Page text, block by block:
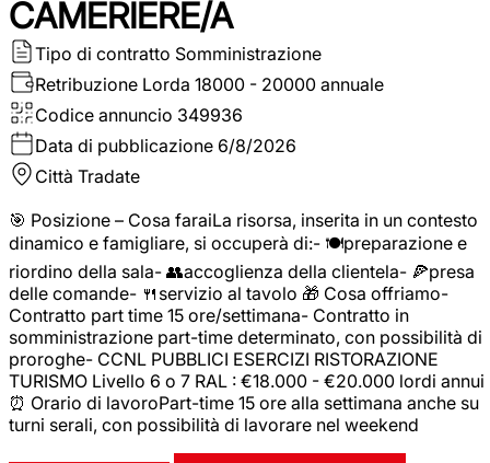
CAMERIERE/A
Tipo di contratto Somministrazione
Retribuzione Lorda 18000 - 20000 annuale
Codice annuncio 349936
Data di pubblicazione 6/8/2026
Città Tradate
🎯 Posizione – Cosa faraiLa risorsa, inserita in un contesto
dinamico e famigliare, si occuperà di:- 🍽️preparazione e
riordino della sala- 👥accoglienza della clientela- 🍕presa
delle comande- 🍴servizio al tavolo 🎁 Cosa offriamo-
Contratto part time 15 ore/settimana- Contratto in
somministrazione part-time determinato, con possibilità di
proroghe- CCNL PUBBLICI ESERCIZI RISTORAZIONE
TURISMO Livello 6 o 7 RAL : €18.000 - €20.000 lordi annui
⏰ Orario di lavoroPart-time 15 ore alla settimana anche su
turni serali, con possibilità di lavorare nel weekend